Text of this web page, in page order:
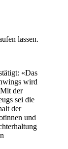
lassen.
«Das
wird
der
sei die
der
und